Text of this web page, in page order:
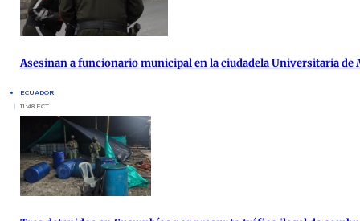
Asesinan a funcionario municipal en la ciudadela Universitaria de
ECUADOR
11:48 ECT